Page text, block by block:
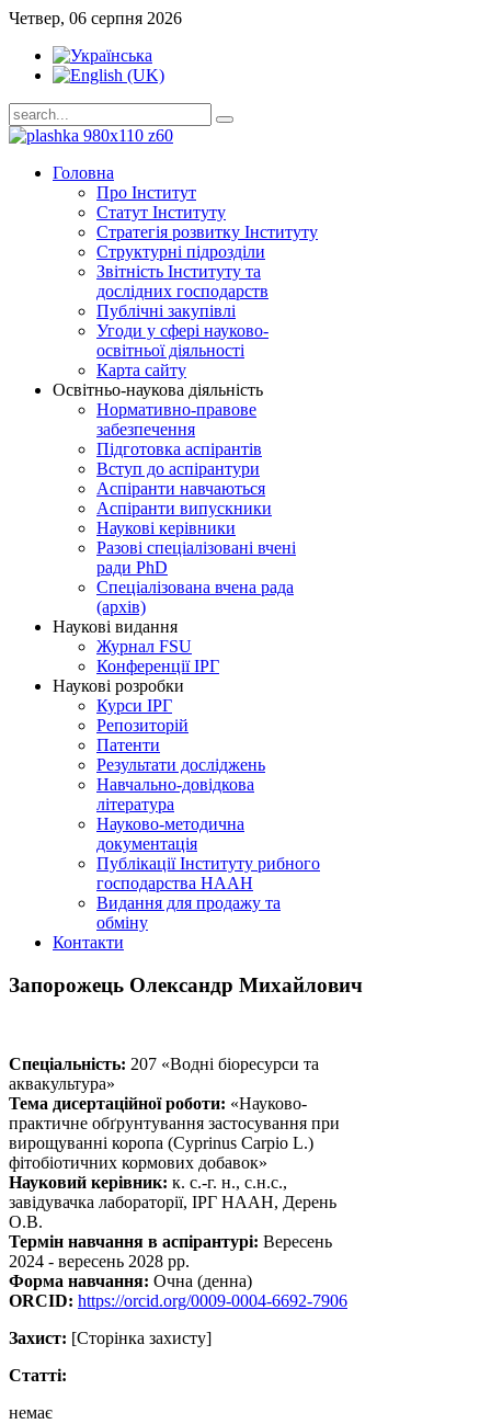
Четвер, 06 серпня 2026
Головна
Про Інститут
Статут Інституту
Стратегія розвитку Інституту
Структурні підрозділи
Звітність Інституту та
дослідних господарств
Публічні закупівлі
Угоди у сфері науково-
освітньої діяльності
Карта сайту
Освітньо-наукова діяльність
Нормативно-правове
забезпечення
Підготовка аспірантів
Вступ до аспірантури
Аспіранти навчаються
Аспіранти випускники
Наукові керівники
Разові спеціалізовані вчені
ради PhD
Спеціалізована вчена рада
(архів)
Наукові видання
Журнал FSU
Конференції ІРГ
Наукові розробки
Курси ІРГ
Репозиторій
Патенти
Результати досліджень
Навчально-довідкова
література
Науково-методична
документація
Публікації Інституту рибного
господарства НААН
Видання для продажу та
обміну
Контакти
Запорожець Олександр Михайлович
Спеціальність: 207 «Водні біоресурси та
аквакультура»
Тема дисертаційної роботи: «Науково-
практичне обґрунтування застосування при
вирощуванні коропа (Cyprinus Carpio L.)
фітобіотичних кормових добавок»
Науковий керівник: к. с.-г. н., с.н.с.,
завідувачка лабораторії, ІРГ НААН, Дерень
О.В.
Термін навчання в аспірантурі: Вересень
2024 - вересень 2028 рр.
Форма навчання: Очна (денна)
ORCID: https://orcid.org/0009-0004-6692-7906
Захист: [Сторінка захисту]
Статті:
немає